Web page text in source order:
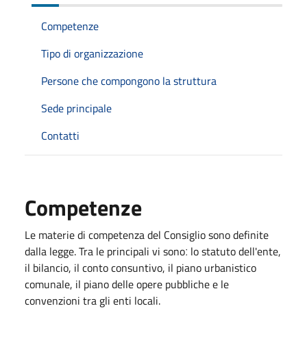
Competenze
Tipo di organizzazione
Persone che compongono la struttura
Sede principale
Contatti
Competenze
Le materie di competenza del Consiglio sono definite
dalla legge. Tra le principali vi sonoː lo statuto dell'ente,
il bilancio, il conto consuntivo, il piano urbanistico
comunale, il piano delle opere pubbliche e le
convenzioni tra gli enti locali.